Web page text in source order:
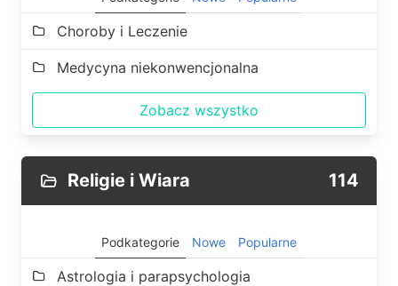
Choroby i Leczenie
Medycyna niekonwencjonalna
Zobacz wszystko
Religie i Wiara 114
Podkategorie Nowe Popularne
Astrologia i parapsychologia